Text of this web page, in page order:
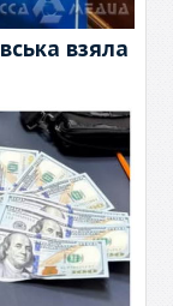
взяла